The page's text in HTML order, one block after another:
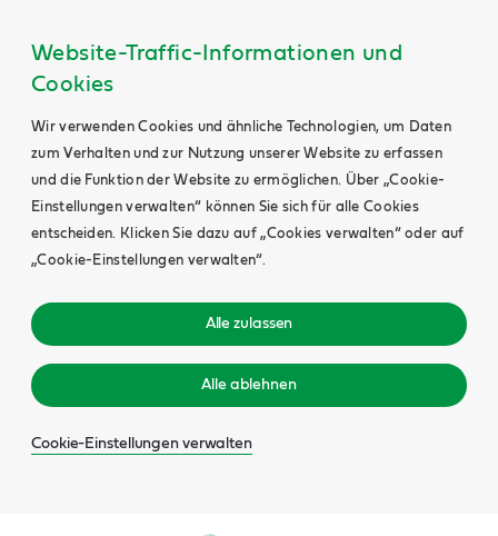
Website-Traffic-Informationen und
Cookies
Wir verwenden Cookies und ähnliche Technologien, um Daten
zum Verhalten und zur Nutzung unserer Website zu erfassen
und die Funktion der Website zu ermöglichen. Über „Cookie-
Einstellungen verwalten“ können Sie sich für alle Cookies
entscheiden. Klicken Sie dazu auf „Cookies verwalten“ oder auf
„Cookie-Einstellungen verwalten“.
Alle zulassen
Alle ablehnen
Cookie-Einstellungen verwalten